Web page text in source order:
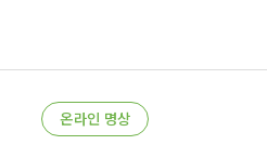
온라인 명상